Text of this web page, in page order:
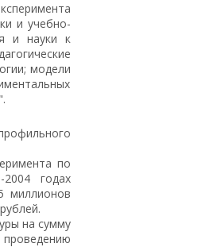
и учебно-
и науки к
модели
по
годах
миллионов
на сумму